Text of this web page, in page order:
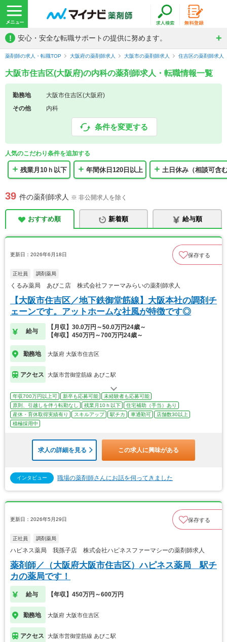
! 安心・安全な転職サポートの提供に努めます。
薬剤師の求人・転職TOP 大阪府の薬剤師求人 大阪市の薬剤師求人 住吉区の薬剤師求人
大阪市住吉区(大阪府)の内科の薬剤師求人・転職情報一覧
勤務地
大阪市住吉区(大阪府)
その他
内科
条件を変更する
人気のこだわり条件を追加する
残業月10ｈ以下 年間休日120日以上 土日休み（相談可含
39 件の薬剤師求人 ※ 非公開求人を除く
おすすめ順 新着順 給与順
更新日：2026年6月18日 保存する
正社員 調剤薬局
くるみ薬局 あびこ店 株式会社ファーマみらいの薬剤師求人
【大阪市住吉区／地下鉄御堂筋線】大阪本社の調剤チ
ェーンです。アットホームな社風が特徴です◎
給与
【月収】30.0万円～50.0万円24歳～
【年収】450万円～700万円24歳～
勤務地 大阪府 大阪市住吉区
アクセス 大阪市営御堂筋線 あびこ駅
年収700万円以上可 新卒も応募可能
未経験者も応募可能
原則、引越しを伴う転勤なし
残業月10ｈ以下
住宅補助（手当）あり
産休・育休取得実績有り
スキルアップ 駅チカ 車通勤可
店舗数30以上
積極採用中
求人の詳細を見る この求人に興味がある
インタビュー 職場の薬剤師さんにお話を伺ってきました
更新日：2026年5月29日 保存する
正社員 調剤薬局
ハピネス薬局 我孫子店 株式会社ハピネスファーマシーの薬剤師求人
薬剤師／（大阪府大阪市住吉区）ハピネス薬局 駅チ
カの薬局です！
給与 【年収】450万円～600万円
勤務地 大阪府 大阪市住吉区
アクセス 大阪市営御堂筋線 あびこ駅